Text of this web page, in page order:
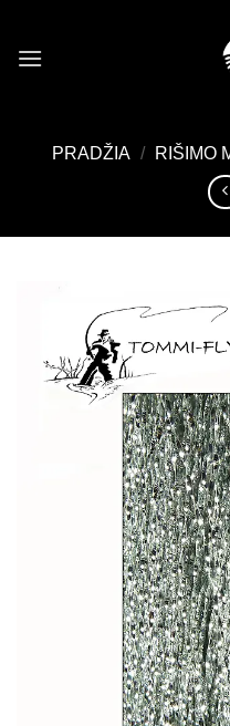
content
PRADŽIA / RIŠIMO